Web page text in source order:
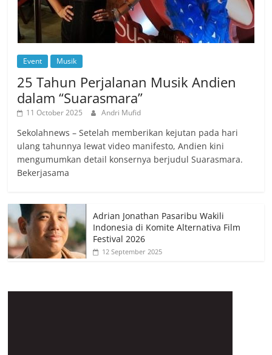
Event Musik
25 Tahun Perjalanan Musik Andien
dalam “Suarasmara”
11 October 2025 Andri Mufid
Sekolahnews – Setelah memberikan kejutan pada hari
ulang tahunnya lewat video manifesto, Andien kini
mengumumkan detail konsernya berjudul Suarasmara.
Bekerjasama
Adrian Jonathan Pasaribu Wakili
Indonesia di Komite Alternativa Film
Festival 2026
12 September 2025